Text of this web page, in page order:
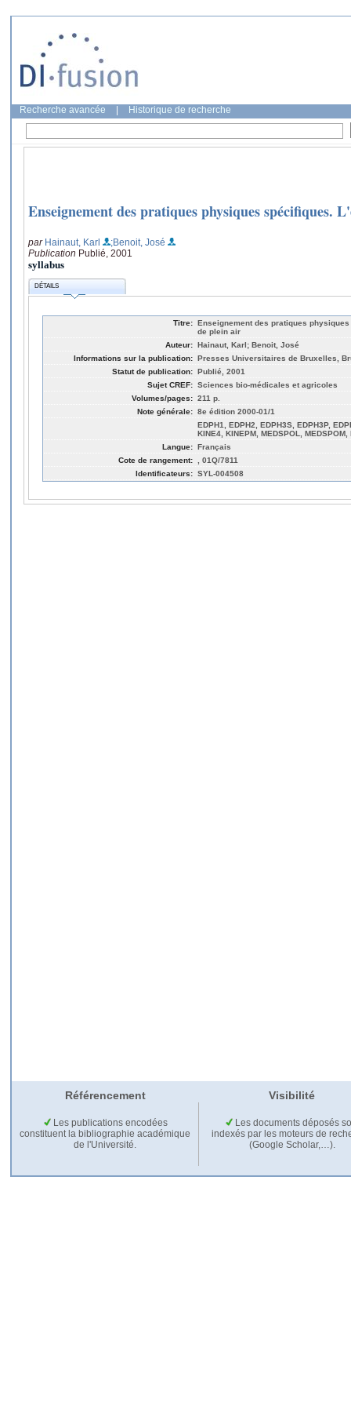
Recherche avancée Historique de recherche
Enseignement des pratiques physiques spécifiques.
par Hainaut, Karl
;Benoit, José
Publication Publié, 2001
syllabus
DÉTAILS
Titre: Enseignement des pratiques
de plein air
Auteur: Hainaut, Karl; Benoit, José
Informations sur la publication: Presses Universitaires de Bruxelles,
Statut de publication: Publié, 2001
Sujet CREF: Sciences bio-médicales et agricoles
Volumes/pages: 211 p.
Note générale: 8e édition 2000-01/1
EDPH1, EDPH2, EDPH3S, EDPH3P,
KINE4, KINEPM, MEDSPOL, MEDSPOM,
Langue: Français
Cote de rangement:
, 01Q/7811
Identificateurs: SYL-004508
Référencement Visibilité
Les publications encodées
constituent la bibliographie académique
de l'Université.
Les documents déposés
indexés par les moteurs de
(Google Scholar,…).